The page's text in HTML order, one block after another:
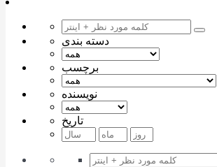
دسته بندی
برچسب
نویسنده
تاریخ